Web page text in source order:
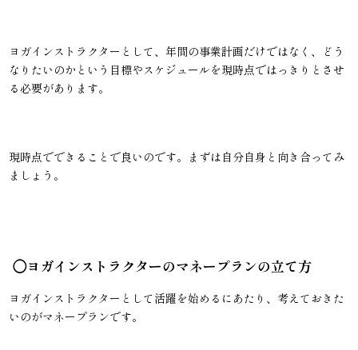
ヨガインストラクターとして、年間の事業計画だけではなく、どう
なりたいのかという目標やスケジュールを現時点ではっきりとさせ
る必要があります。
現時点でできることで良いのです。まずは自分自身と向き合ってみ
ましょう。
◯ヨガインストラクターのマネープランの立て方
ヨガインストラクターとして活躍を始めるにあたり、考えておきた
いのがマネープランです。